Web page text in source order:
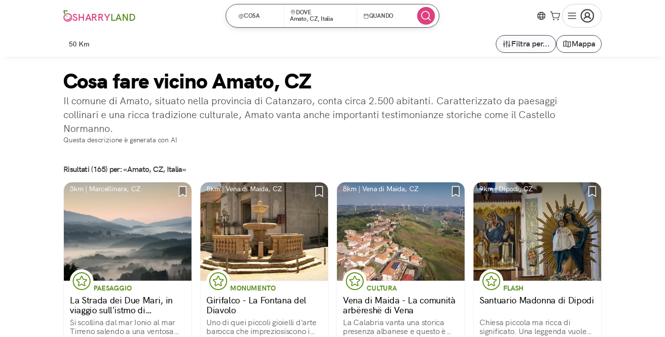
SHARRYLAND COSA
DOVE
Amato, CZ, Italia
QUANDO
50 Km Filtra per... Mappa
Cosa fare vicino Amato, CZ
Il comune di Amato, situato nella provincia di Catanzaro, conta circa 2.500 abitanti. Caratterizzato da paesaggi
collinari e una ricca tradizione culturale, Amato vanta anche importanti testimonianze storiche come il Castello
Normanno.
Questa descrizione è generata con AI
Risultati (165) per: «Amato, CZ, Italia»
3km | Marcellinara, CZ
PAESAGGIO
La Strada dei Due Mari, in
viaggio sull'istmo di
Catanzaro
Si scollina dal mar Ionio al mar
Tirreno salendo a una ventosa
8km | Vena di Maida, CZ
MONUMENTO
Girifalco - La Fontana del
Diavolo
Uno di quei piccoli gioielli d'arte
barocca che impreziosiscono i
8km | Vena di Maida, CZ
CULTURA
Vena di Maida - La comunità
arbëreshë di Vena
La Calabria vanta una storica
presenza albanese e questo è
9km | Dipodi, CZ
FLASH
Santuario Madonna di Dipodi
Chiesa piccola ma ricca di
significato. Una leggenda vuole